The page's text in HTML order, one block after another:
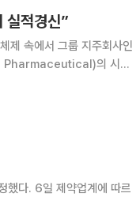
실적경신”
제 속에서 그룹 지주회사인
Pharmaceutical)의 시너
에 따르